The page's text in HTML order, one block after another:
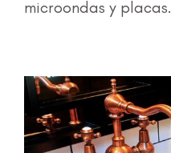
microondas y placas.